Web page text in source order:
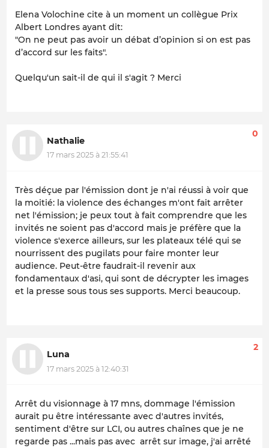
Elena Volochine cite à un moment un collègue Prix
Albert Londres ayant dit:
"On ne peut pas avoir un débat d’opinion si on est pas
d’accord sur les faits".
Quelqu'un sait-il de qui il s'agit ? Merci
Nathalie
17 mars 2025 à 21:55:41
0
Très déçue par l'émission dont je n'ai réussi à voir que
la moitié: la violence des échanges m'ont fait arrêter
net l'émission; je peux tout à fait comprendre que les
invités ne soient pas d'accord mais je préfère que la
violence s'exerce ailleurs, sur les plateaux télé qui se
nourrissent des pugilats pour faire monter leur
audience. Peut-être faudrait-il revenir aux
fondamentaux d'asi, qui sont de décrypter les images
et la presse sous tous ses supports. Merci beaucoup.
Luna
17 mars 2025 à 12:40:31
2
Arrêt du visionnage à 17 mns, dommage l'émission
aurait pu être intéressante avec d'autres invités,
sentiment d'être sur LCI, ou autres chaînes que je ne
regarde pas ...mais pas avec arrêt sur image, j'ai arrêté